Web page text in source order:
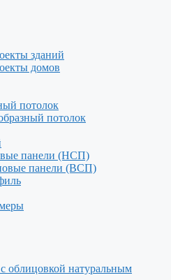
зданий
домов
потолок
потолок
панели (НСП)
панели (ВСП)
облицовкой натуральным